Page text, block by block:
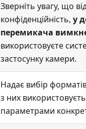
Зверніть увагу, що
конфіденційність, у
перемикача
використовуєте
застосунку камери.
Надає вибір
з них
параметрами